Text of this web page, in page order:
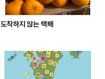
도착하지 않는 택배